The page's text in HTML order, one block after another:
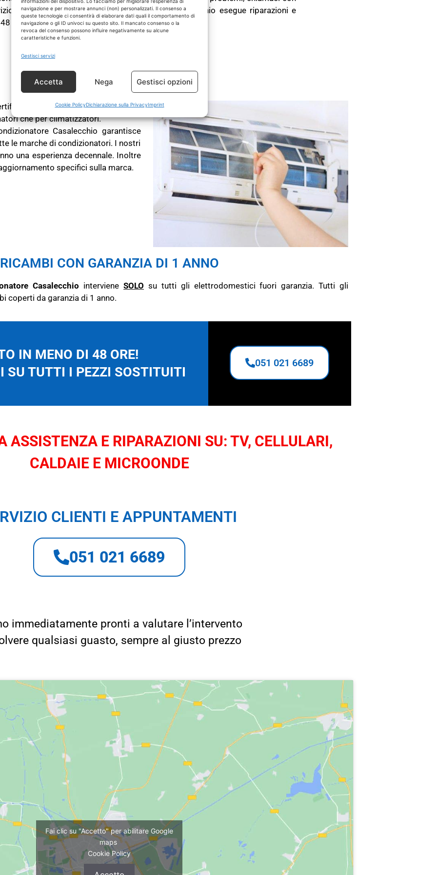
navigazione e per mostrare annunci (non) personalizzati. Il consenso a
queste tecnologie ci consentirà di elaborare dati quali il comportamento di
navigazione o gli ID univoci su questo sito. Il mancato consenso o la
revoca del consenso possono influire negativamente su alcune
caratteristiche e funzioni.
Gestisci servizi
Accetta Nega Gestisci opzioni
Cookie PolicyDichiarazione sulla PrivacyImprint
riparazione eassistenza condizionatore Casalecchio esegue riparazioni e
ore dalla chiamata di intervento.
Siamo Certificati FGas
Fgas. Quindi siamo autorizzati
che per climatizzatori.
Casalecchio garantisce
le marche di condizionatori. I nostri
una esperienza decennale. Inoltre
specifici sulla marca.
RICAMBI CON GARANZIA DI 1 ANNO
Casalecchio intervieneSOLO su tutti gli elettrodomestici fuori garanzia.Tutti gli
coperti da garanzia di 1 anno.
IN MENO DI 48 ORE!
SU TUTTI I PEZZI SOSTITUITI
051 021 6689
ASSISTENZA E RIPARAZIONI SU: TV, CELLULARI,
CALDAIE E MICROONDE
CLIENTI E APPUNTAMENTI
051 021 6689
immediatamente pronti a valutare l’intervento
qualsiasi guasto, sempre al giusto prezzo
Fai clic su "Accetto" per abilitare Google
maps
Cookie Policy